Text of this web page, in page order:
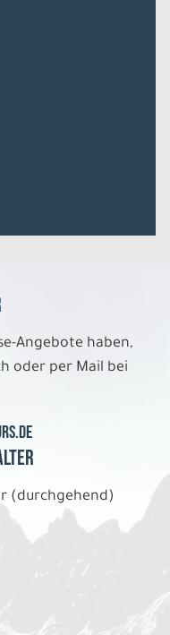
Angebote haben,
oder per Mail bei
(durchgehend)